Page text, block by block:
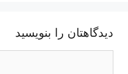
دیدگاهتان را بنویسید